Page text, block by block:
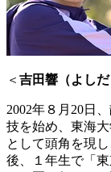
＜ 吉田響（よしだ
2002年８月20日
技を始め、東海
として頭角を現
後、１年生で「